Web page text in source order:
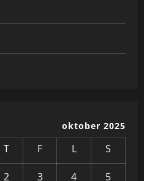
oktober 2025
T F L S
2 3 4
5